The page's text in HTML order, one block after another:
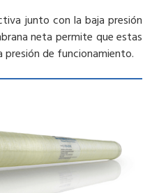
junto con la baja presión
neta permite que estas
presión de funcionamiento.